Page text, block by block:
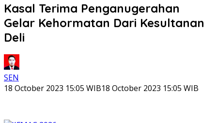
Kasal Terima Penganugerahan
Gelar Kehormatan Dari Kesultanan
Deli
SEN
18 October 2023 15:05 WIB18 October 2023 15:05 WIB